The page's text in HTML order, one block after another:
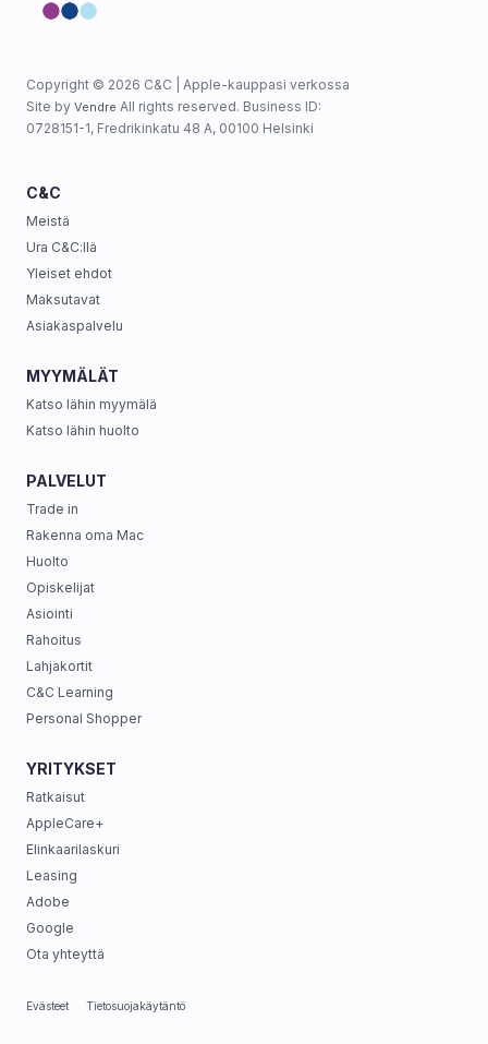
Copyright © 2026 C&C | Apple-kauppasi verkossa
Site by Vendre All rights reserved. Business ID:
0728151-1, Fredrikinkatu 48 A, 00100 Helsinki
C&C
Meistä
Ura C&C:llä
Yleiset ehdot
Maksutavat
Asiakaspalvelu
MYYMÄLÄT
Katso lähin myymälä
Katso lähin huolto
PALVELUT
Trade in
Rakenna oma Mac
Huolto
Opiskelijat
Asiointi
Rahoitus
Lahjakortit
C&C Learning
Personal Shopper
YRITYKSET
Ratkaisut
AppleCare+
Elinkaarilaskuri
Leasing
Adobe
Google
Ota yhteyttä
Evästeet Tietosuojakäytäntö